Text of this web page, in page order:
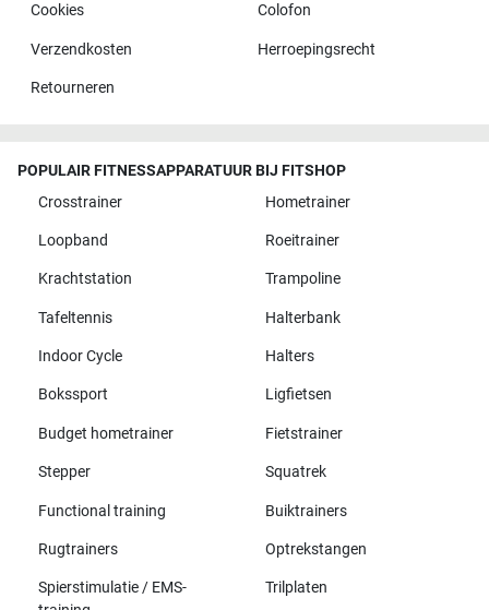
Cookies Colofon
Verzendkosten Herroepingsrecht
Retourneren
POPULAIR FITNESSAPPARATUUR BIJ FITSHOP
Crosstrainer
Hometrainer
Loopband Roeitrainer
Krachtstation Trampoline
Tafeltennis Halterbank
Indoor Cycle Halters
Bokssport Ligfietsen
Budget hometrainer Fietstrainer
Stepper Squatrek
Functional training Buiktrainers
Rugtrainers Optrekstangen
Spierstimulatie / EMS-
Trilplaten